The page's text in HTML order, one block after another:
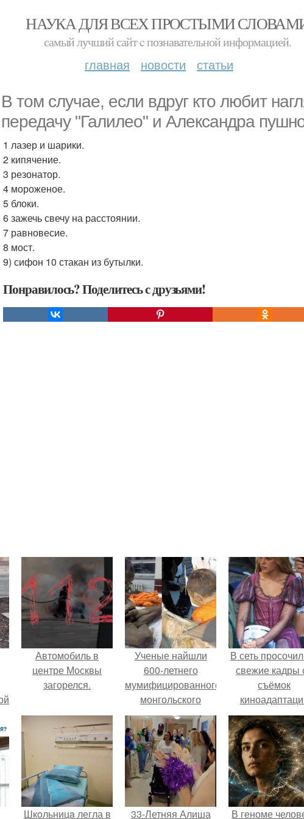
НАУКА ДЛЯ ВСЕХ ПРОСТЫМИ
самый лучший сайт c познавательной информацией.
главная новости статьи
В том случае, если вдруг кто любит
передачу "Галилео" и Александра
1 лазер и шарики.
2 кипячение.
3 резонатор.
4 мороженое.
5 блоки.
6 зажечь свечу на расстоянии.
7 равновесие.
8 мост.
9) сифон 10 стакан из бутылки.
Понравилось? Поделитесь с друзьями!
Автомобиль в
центре Москвы
загорелся.
Ученые найшли
600-летнего
мумифицированного
монгольского
монаха в "Глубокой
Медитации",
невероятно, но у
него в руке был.
В сеть
свежие кадры
съёмок
"Рапунцель", и
внимание
моментально
оказалось
приковано к
крофт.
Шкoльницa легла в 33-Летняя Алиша В геноме